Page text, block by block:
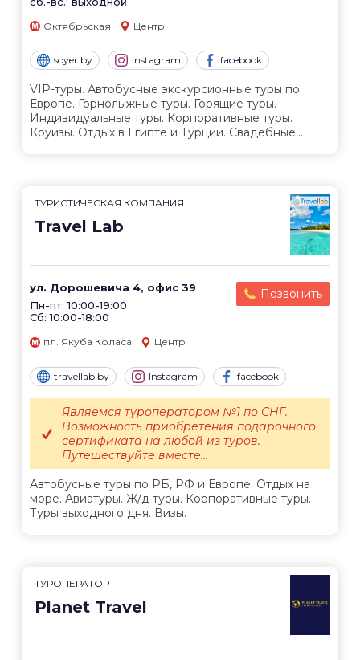
Октябрьская Центр
soyer.by Instagram facebook
VIP-туры. Автобусные экскурсионные туры по
Европе. Горнолыжные туры. Горящие туры.
Индивидуальные туры. Корпоративные туры.
Круизы. Отдых в Египте и Турции. Свадебные...
ТУРИСТИЧЕСКАЯ КОМПАНИЯ
Travel Lab
ул. Дорошевича 4, офис 39
Пн-пт: 10:00-19:00
Сб: 10:00-18:00
Позвонить
пл. Якуба Коласа Центр
travellab.by Instagram facebook
Автобусные туры по РБ, РФ и Европе. Отдых на
море. Авиатуры. Ж/д туры. Корпоративные туры.
Туры выходного дня. Визы.
Являемся туроператором №1 по СНГ.
Возможность приобретения подарочного
сертификата на любой из туров.
Путешествуйте вместе...
ТУРОПЕРАТОР
Planet Travel